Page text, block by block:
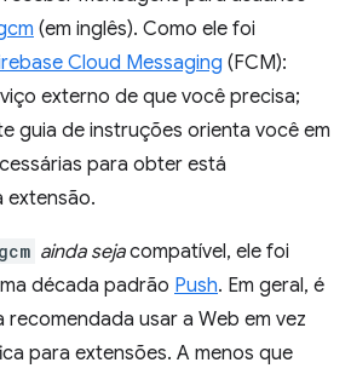
(em inglês). Como ele foi
Cloud Messaging (FCM):
externo de que você precisa;
guia de instruções orienta você em
para obter está
extensão.
ainda sejacompatível, ele foi
década padrão Push. Em geral, é
recomendada usar a Web em vez
para extensões. A menos que